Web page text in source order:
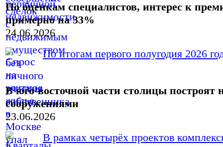
По оценкам специалистов, интерес к
примерно на 33%
24.06.2026
По итогам первого полугодия 2026
В юго-восточной части столицы
сооружениями
23.06.2026
В рамках четырёх проектов